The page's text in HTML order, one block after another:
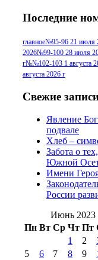
июля 2017 г
г(13) №96 28
июля 2014 г
2016 г(13)
июля 2017
2012 г(15)
(15)№98 1
августа 2016 г
№98 8 августа
августа
2017 г(9)
2016 г(12)
августа 2012
августа
Последние
главное№95-96 21 июля
2026№99-100 28 июля
г№№102-103 1 августа
августа 2026 г
Свежие
Явление
подвале
Хлеб –
Забота о
Южной
Имени
России
Июнь 2023
Пн Вт Ср Чт Пт
1
2
5
6 7 8 9